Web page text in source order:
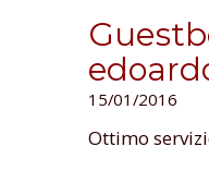
15/01/2016
Ottimo